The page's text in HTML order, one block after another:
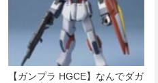
【ガンプラ HGCE】なんでダガ